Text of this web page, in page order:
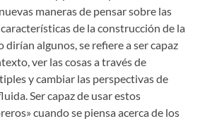
maneras de pensar sobre las
características de la construcción de la
dirían algunos, se refiere a ser capaz
ver las cosas a través de
y cambiar las perspectivas de
Ser capaz de usar estos
cuando se piensa acerca de los